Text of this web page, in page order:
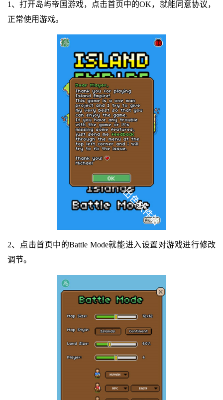
1、打开岛屿帝国游戏，点击首页中的OK，就能同意协议，
正常使用游戏。
2、点击首页中的Battle Mode就能进入设置对游戏进行修改
调节。